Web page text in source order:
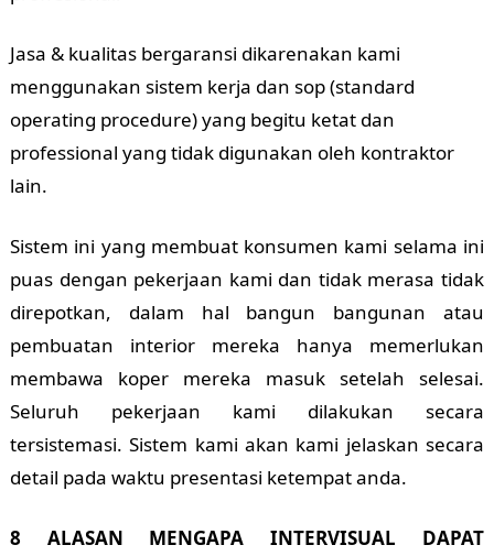
Jasa & kualitas bergaransi dikarenakan kami
menggunakan sistem kerja dan sop (standard
operating procedure) yang begitu ketat dan
professional yang tidak digunakan oleh kontraktor
lain.
Sistem ini yang membuat konsumen kami selama ini
puas dengan pekerjaan kami dan tidak merasa tidak
direpotkan, dalam hal bangun bangunan atau
pembuatan interior mereka hanya memerlukan
membawa koper mereka masuk setelah selesai.
Seluruh pekerjaan kami dilakukan secara
tersistemasi. Sistem kami akan kami jelaskan secara
detail pada waktu presentasi ketempat anda.
8 ALASAN MENGAPA INTERVISUAL DAPAT